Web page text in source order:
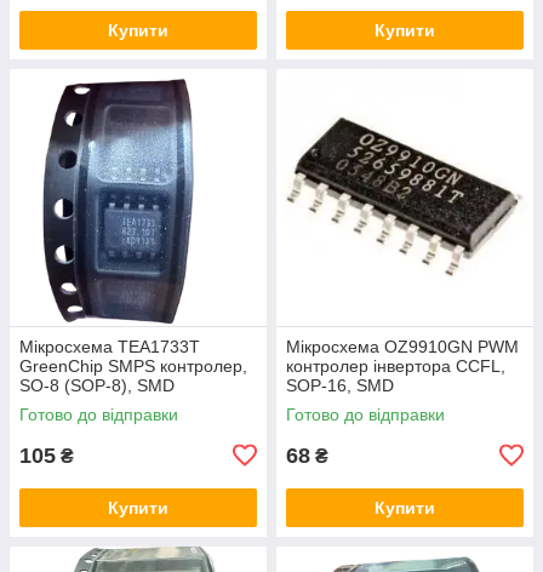
Купити Купити
Мікросхема TEA1733T
GreenChip SMPS контролер,
SO-8 (SOP-8), SMD
Готово до відправки
105 ₴
Купити
Мікросхема OZ9910GN PWM
контролер інвертора CCFL,
SOP-16, SMD
Готово до відправки
68 ₴
Купити